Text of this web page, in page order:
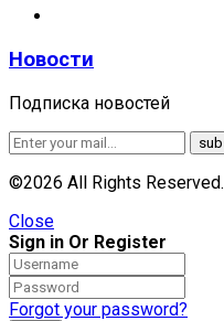
Новости
Подписка новостей
©2026 All Rights Reserved.
Close
Sign in Or Register
Forgot your password?